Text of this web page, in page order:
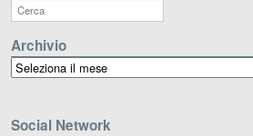
Archivio
Archivio
Social Network